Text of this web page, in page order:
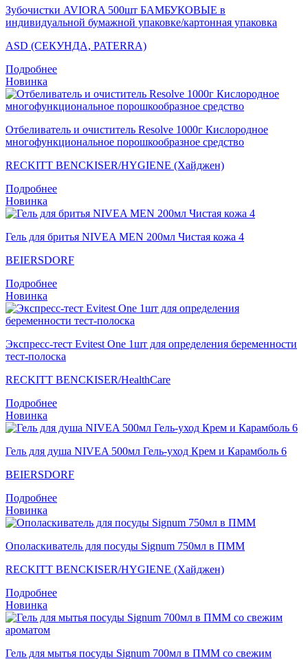
Зубочистки AVIORA 500шт БАМБУКОВЫЕ в
индивидуальной бумажной упаковке/картонная упаковка
ASD (СЕКУНДА, PATERRA)
Подробнее
Новинка
Отбеливатель и очиститель Resolve 1000г Кислородное
многофункциональное порошкообразное средство
RECKITT BENCKISER/HYGIENE (Хайджен)
Подробнее
Новинка
Гель для бритья NIVEA MEN 200мл Чистая кожа 4
BEIERSDORF
Подробнее
Новинка
Экспресс-тест Evitest One 1шт для определения беременности
тест-полоска
RECKITT BENCKISER/НealthСare
Подробнее
Новинка
Гель для душа NIVEA 500мл Гель-уход Крем и Карамболь 6
BEIERSDORF
Подробнее
Новинка
Ополаскиватель для посуды Signum 750мл в ПММ
RECKITT BENCKISER/HYGIENE (Хайджен)
Подробнее
Новинка
Гель для мытья посуды Signum 700мл в ПММ со свежим